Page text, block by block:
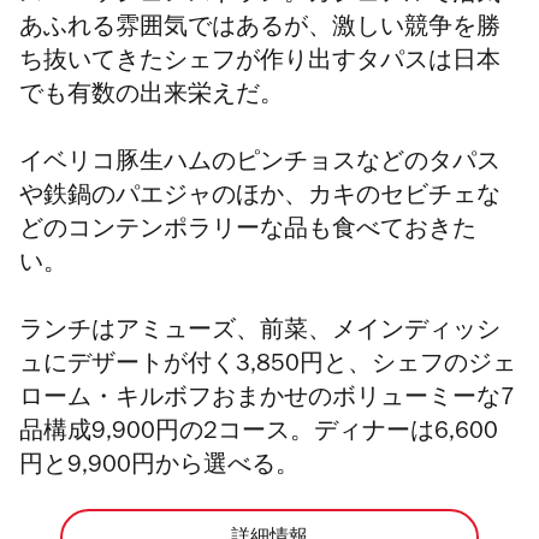
あふれる雰囲気ではあるが、激しい競争を勝
ち抜いてきたシェフが作り出すタパスは日本
でも有数の出来栄えだ。
イベリコ豚生ハムのピンチョスなどのタパス
や鉄鍋のパエジャのほか、カキのセビチェな
どのコンテンポラリーな品も食べておきた
い。
ランチはアミューズ、前菜、メインディッシ
ュにデザートが付く3,850円と、シェフのジェ
ローム・キルボフおまかせのボリューミーな7
品構成9,900円の2コース。 ディナーは6,600
円と9,900円から選べる。